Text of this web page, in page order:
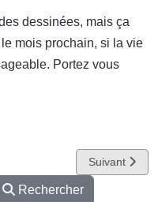
dessinées, mais ça
mois prochain, si la vie
Portez vous
#4 Article
Suivant
Rechercher